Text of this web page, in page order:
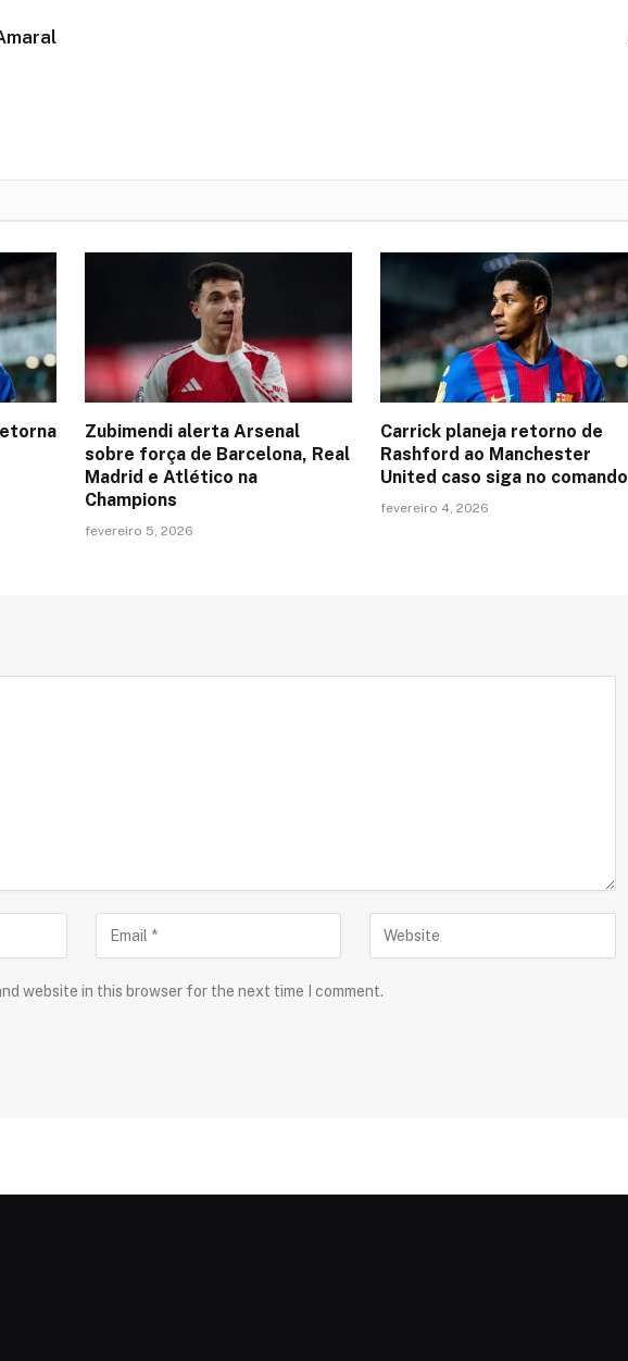
Zubimendi alerta Arsenal
sobre força de Barcelona, Real
Madrid e Atlético na
Champions
fevereiro 5, 2026
Carrick planeja retorno de
Rashford ao Manchester
United caso siga no comando
fevereiro 4, 2026
website in this browser for the next time I comment.